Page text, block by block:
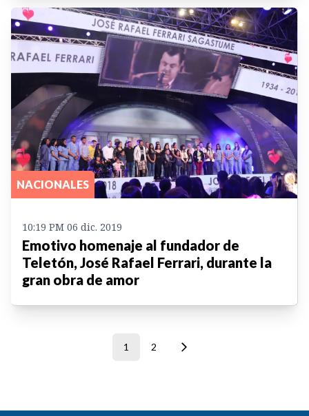
NACIONALES
10:19 PM 06 dic. 2019
Emotivo homenaje al fundador de
Teletón, José Rafael Ferrari, durante la
gran obra de amor
1 2